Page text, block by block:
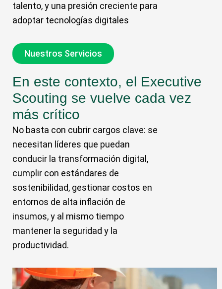
talento, y una presión creciente para
adoptar tecnologías digitales
Nuestros Servicios
En este contexto, el Executive
Scouting se vuelve cada vez
más crítico
No basta con cubrir cargos clave: se
necesitan líderes que puedan
conducir la transformación digital,
cumplir con estándares de
sostenibilidad, gestionar costos en
entornos de alta inflación de
insumos, y al mismo tiempo
mantener la seguridad y la
productividad.